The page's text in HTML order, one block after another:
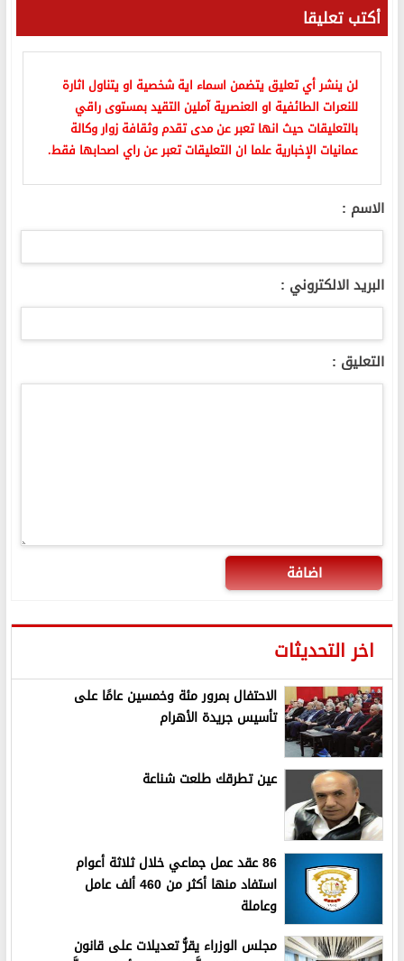
أكتب تعليقا
لن ينشر أي تعليق يتضمن اسماء اية شخصية او يتناول اثارة
للنعرات الطائفية او العنصرية آملين التقيد بمستوى راقي
بالتعليقات حيث انها تعبر عن مدى تقدم وثقافة زوار وكالة
عمانيات الإخبارية علما ان التعليقات تعبر عن راي اصحابها فقط.
الاسم :
البريد الالكتروني :
التعليق :
اضافة
اخر التحديثات
الاحتفال بمرور مئة وخمسين عامًا على
تأسيس جريدة الأهرام
عين تطرقك طلعت شناعة
86 عقد عمل جماعي خلال ثلاثة أعوام
استفاد منها أكثر من 460 ألف عامل
وعاملة
مجلس الوزراء يقرُّ تعديلات على قانون